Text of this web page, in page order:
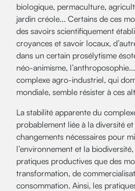
biologique, permaculture,
jardin créole... Certains de ces
des savoirs scientifiquement
croyances et savoir locaux,
dans un certain prosélytisme
néo-animisme,
complexe agro-industriel, qui
mondiale, semble résister à ces
La stabilité apparente du
probablement liée à la diversité
changements nécessaires pour
l’environnement et la
pratiques productives que des
transformation, de
consommation. Ainsi, les